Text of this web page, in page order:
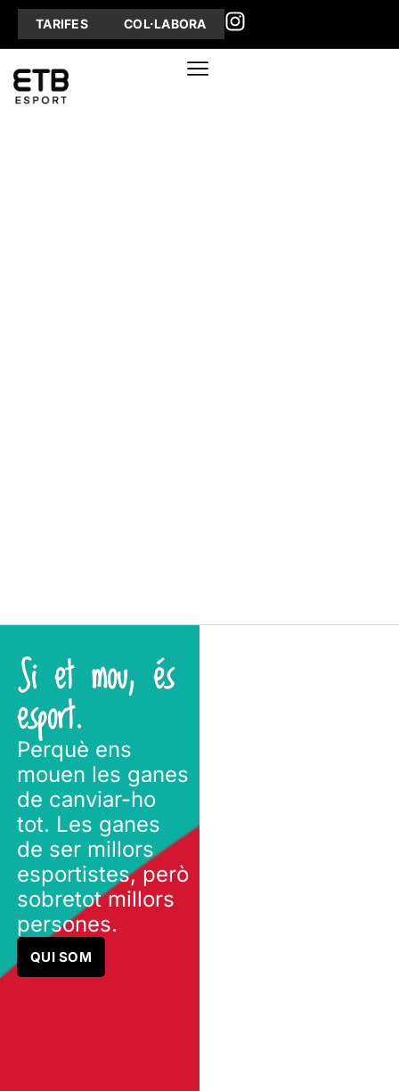
TARIFES COL·LABORA
Si et mou, és
esport.
Perquè ens
mouen les ganes
de canviar-ho
tot. Les ganes
de ser millors
esportistes, però
sobretot millors
persones.
QUI SOM